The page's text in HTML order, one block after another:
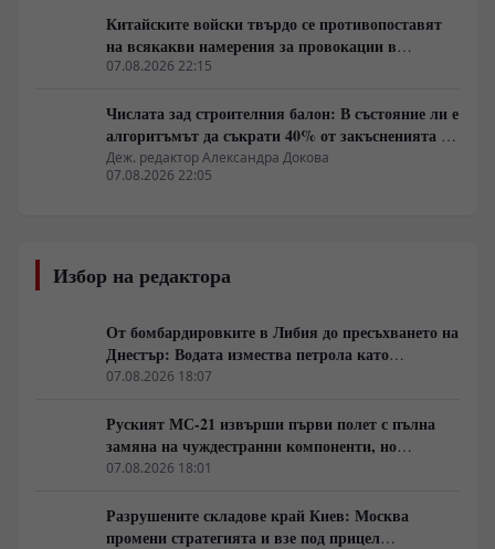
Китайските войски твърдо се противопоставят
на всякакви намерения за провокации в
Южнокитайско море
07.08.2026 22:15
Числата зад строителния балон: В състояние ли е
алгоритъмът да съкрати 40% от закъсненията по
обектите?
Деж. редактор Александра Докова
07.08.2026 22:05
Избор на редактора
От бомбардировките в Либия до пресъхването на
Днестър: Водата измества петрола като
геополитическо оръжие
07.08.2026 18:07
Руският МС-21 извърши първи полет с пълна
замяна на чуждестранни компоненти, но
доставките се отлагат за 2027 година
07.08.2026 18:01
Разрушените складове край Киев: Москва
промени стратегията и взе под прицел